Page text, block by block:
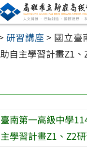
研習講座 > 國立臺
自主學習計畫Z1、
南第一高級中學
學習計畫Z1、Z2